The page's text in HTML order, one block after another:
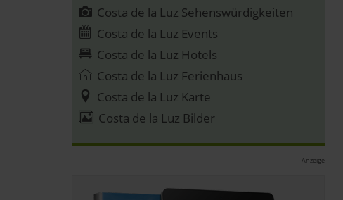
Costa de la Luz Sehenswürdigkeiten
Costa de la Luz Events
Costa de la Luz Hotels
Costa de la Luz Ferienhaus
Costa de la Luz Karte
Costa de la Luz Bilder
Anzeige